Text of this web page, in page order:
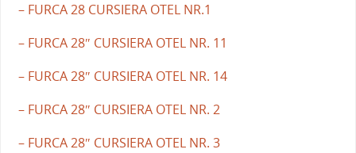
– FURCA 28 CURSIERA OTEL NR.1
– FURCA 28″ CURSIERA OTEL NR. 11
– FURCA 28″ CURSIERA OTEL NR. 14
– FURCA 28″ CURSIERA OTEL NR. 2
– FURCA 28″ CURSIERA OTEL NR. 3